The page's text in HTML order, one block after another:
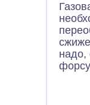
надо,